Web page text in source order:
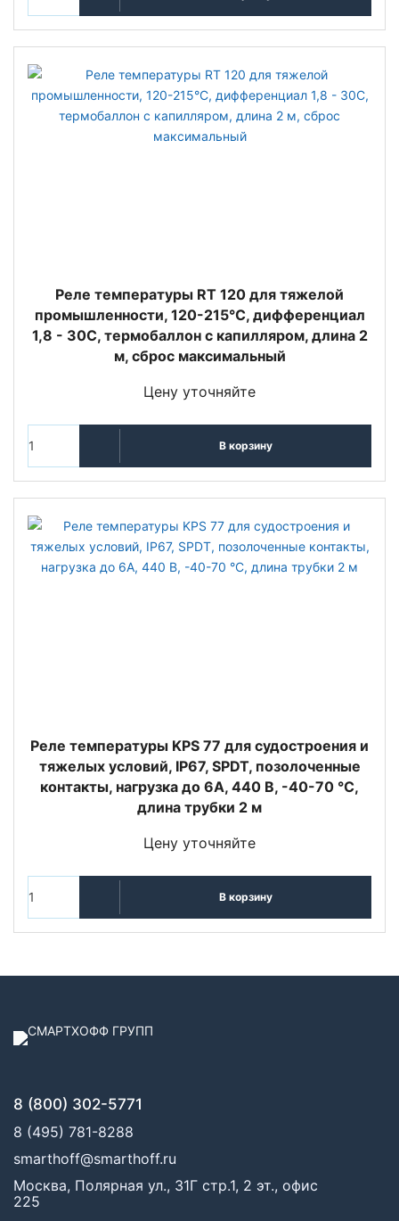
Реле температуры RT 120 для тяжелой
промышленности, 120-215°С, дифференциал
1,8 - 30С, термобаллон с капилляром, длина 2
м, сброс максимальный
Цену уточняйте
В корзину
Реле температуры KPS 77 для судостроения и
тяжелых условий, IP67, SPDT, позолоченные
контакты, нагрузка до 6А, 440 В, -40-70 °C,
длина трубки 2 м
Цену уточняйте
В корзину
8 (800) 302-5771
8 (495) 781-8288
smarthoff@smarthoff.ru
Москва, Полярная ул., 31Г стр.1, 2 эт., офис
225